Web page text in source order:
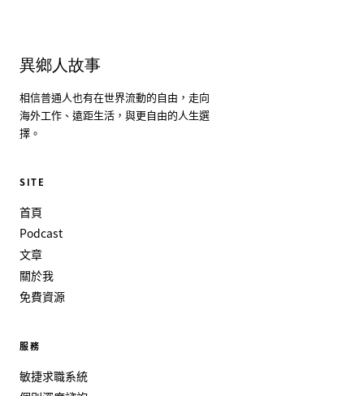
異鄉人故事
相信普通人也有在世界流動的自由，走向
海外工作、遠距生活，與更自由的人生選
擇。
SITE
首頁
Podcast
文章
關於我
免費資源
服務
敏捷求職系統